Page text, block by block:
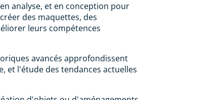
analyse, et en conception pour
des maquettes, des
leurs compétences
avancés approfondissent
et l'étude des tendances actuelles